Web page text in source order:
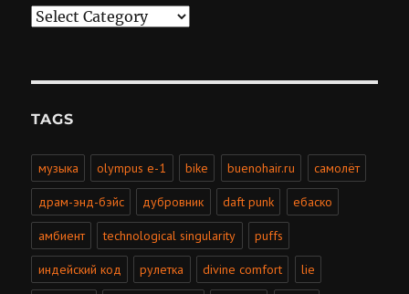
Categories
TAGS
музыка olympus e-1 bike buenohair.ru самолёт
драм-энд-бэйс дубровник daft punk ебаско
амбиент technological singularity puffs
индейский код рулетка divine comfort lie